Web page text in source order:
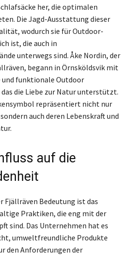
her, die optimalen
Die Jagd-Ausstattung dieser
wodurch sie für Outdoor-
ist, die auch in
unterwegs sind. Åke Nordin, der
begann in Örnsköldsvik mit
und funktionale Outdoor
die Liebe zur Natur unterstützt.
repräsentiert nicht nur
auch deren Lebenskraft und
auf die
Fjällräven Bedeutung ist das
Praktiken, die eng mit der
sind. Das Unternehmen hat es
umweltfreundliche Produkte
den Anforderungen der